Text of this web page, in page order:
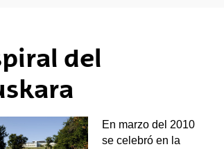
del
En marzo del 2010
se celebró en la